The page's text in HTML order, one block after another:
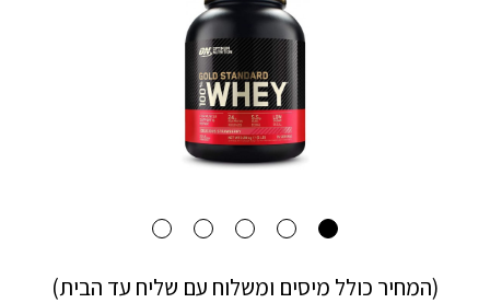
(המחיר כולל מיסים ומשלוח עם שליח עד הבית)